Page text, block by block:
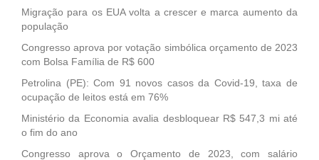
Migração para os EUA volta a crescer e marca aumento da
população
Congresso aprova por votação simbólica orçamento de 2023
com Bolsa Família de R$ 600
Petrolina (PE): Com 91 novos casos da Covid-19, taxa de
ocupação de leitos está em 76%
Ministério da Economia avalia desbloquear R$ 547,3 mi até
o fim do ano
Congresso aprova o Orçamento de 2023, com salário